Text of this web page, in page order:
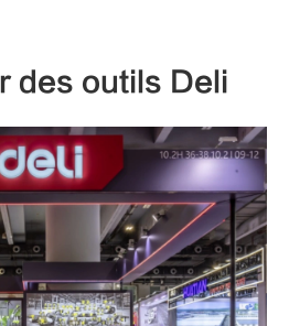
des outils Deli